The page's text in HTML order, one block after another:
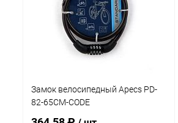
В избранное В наличии
Замок велосипедный Apecs PD-
82-65CM-CODE